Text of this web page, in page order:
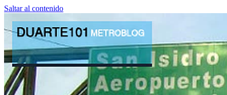
Saltar al contenido